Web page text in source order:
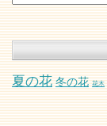
夏の花 冬の花 花木